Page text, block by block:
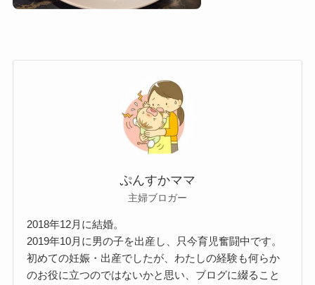
ぷんすかママ
主婦ブロガー
2018年12月に結婚。
2019年10月に男の子を出産し、只今育児奮闘中です。
初めての妊娠・出産でしたが、わたしの経験も何らか
のお役に立つのではないかと思い、ブログに綴ること